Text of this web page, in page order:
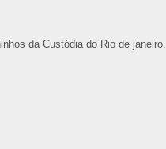
da Custódia do Rio de janeiro.